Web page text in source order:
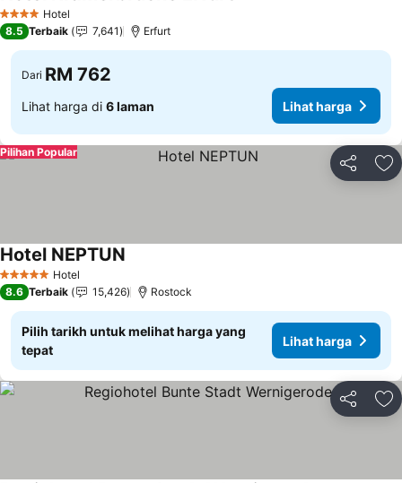
4 BintangHotel
8.5 Terbaik 7,641 Erfurt
Dari RM 762
Lihat harga di 6 laman Lihat harga
Kongsi
Pilihan Popular
5 Bintang Hotel
Hotel NEPTUN
8.6 Terbaik 15,426 Rostock
Pilih tarikh untuk melihat harga yang
tepat
Lihat harga
Kongsi